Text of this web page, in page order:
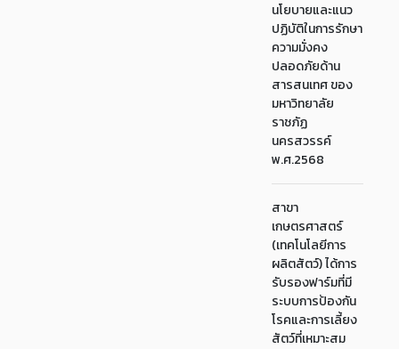
นโยบายและแนว
ปฏิบัติในการรักษา
ความมั่งคง
ปลอดภัยด้าน
สารสนเทศ ของ
มหาวิทยาลัย
ราชภัฏ
นครสวรรค์
พ.ศ.2568
สาขา
เกษตรศาสตร์
(เทคโนโลยีการ
ผลิตสัตว์) ได้การ
รับรองฟาร์มที่มี
ระบบการป้องกัน
โรคและการเลี้ยง
สัตว์ที่เหมาะสม